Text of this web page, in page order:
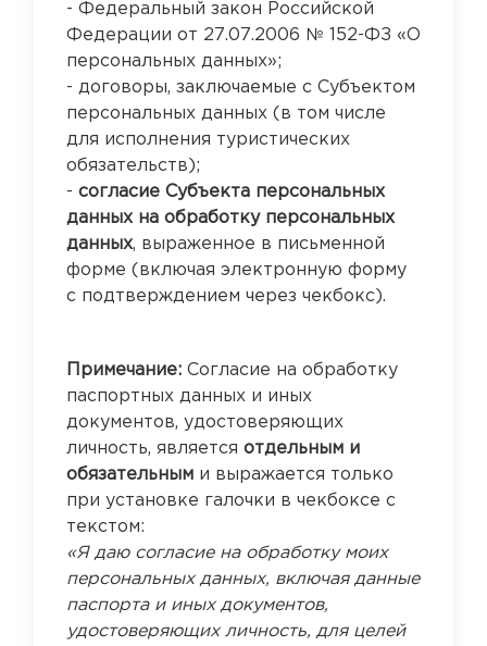
- Федеральный закон Российской
Федерации от 27.07.2006 № 152-ФЗ «О
персональных данных»;
- договоры, заключаемые с Субъектом
персональных данных (в том числе
для исполнения туристических
обязательств);
- согласие Субъекта персональных
данных на обработку персональных
данных, выраженное в письменной
форме (включая электронную форму
с подтверждением через чекбокс).
Примечание: Согласие на обработку
паспортных данных и иных
документов, удостоверяющих
личность, является отдельным и
обязательным и выражается только
при установке галочки в чекбоксе с
текстом:
«Я даю согласие на обработку моих
персональных данных, включая данные
паспорта и иных документов,
удостоверяющих личность, для целей